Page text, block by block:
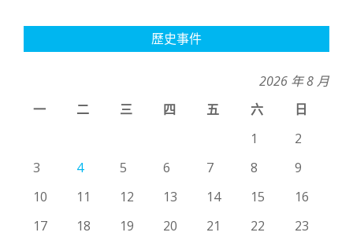
歷史事件
2026 年 8 月
一
二 三 四 五 六
日
1
2
3
4 5 6 7 8
9
10
11 12 13 14 15
16
17
18 19 20 21 22
23